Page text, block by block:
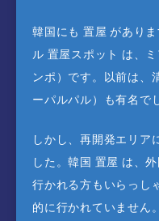
韓国にも 置屋 があり
ル 置屋スポット は、
ンポ）です。以前は、
ーパルパル）も有名で
しかし、再開発エリア
した。韓国 置屋 は、
行かれる方もいらっし
的に行かれていません。